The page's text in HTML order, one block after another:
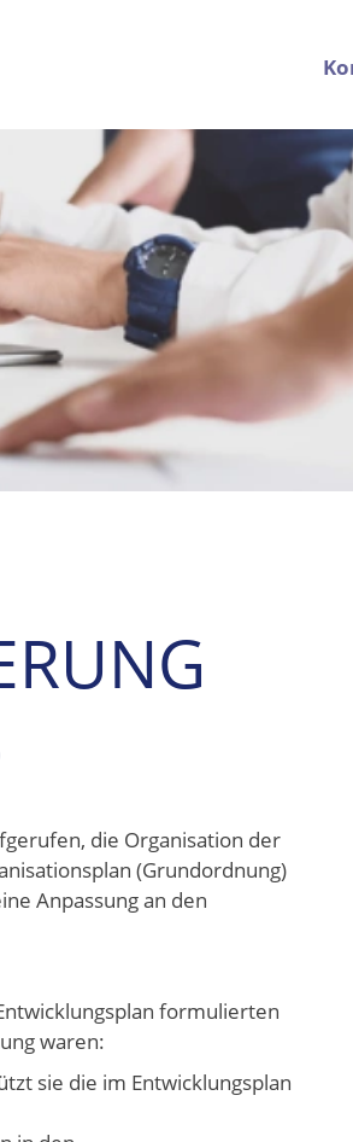
die Organisation der
(Grundordnung)
Anpassung an den
formulierten
waren:
sie die im Entwicklungsplan